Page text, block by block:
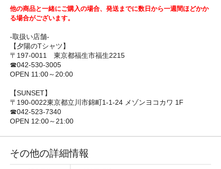
他の商品と一緒にご購入の場合、発送までに数日から一週間ほどかか
る場合がございます。
-取扱い店舗-
【夕陽のTシャツ】
〒197-0011 東京都福生市福生2215
☎042-530-3005
OPEN 11:00～20:00
【SUNSET】
〒190-0022東京都立川市錦町1-1-24 メゾンヨコカワ 1F
☎042-523-7340
OPEN 12:00～21:00
その他の詳細情報